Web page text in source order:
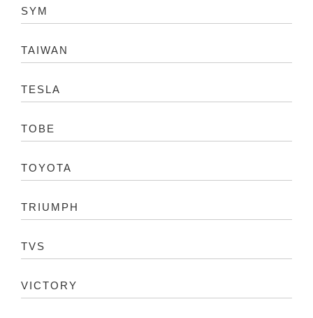
SYM
TAIWAN
TESLA
TOBE
TOYOTA
TRIUMPH
TVS
VICTORY